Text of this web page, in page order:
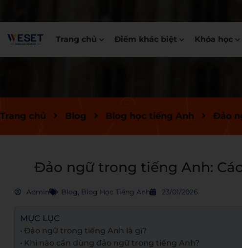
Trang chủ Điểm khác biệt Khóa học
Trang chủ Blog Blog học tiếng Anh Đảo
Đảo ngữ trong tiếng Anh:
Admin Blog, Blog Học Tiếng Anh 23/01/2026
MỤC LỤC
Đảo ngữ trong tiếng Anh là gì?
Khi nào cần dùng đảo ngữ trong tiếng Anh?